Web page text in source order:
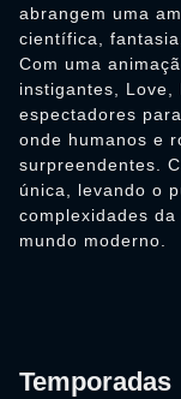
abrangem uma
científica,
Com uma
instigantes, Love,
espectadores
onde humanos e
surpreendentes.
única, levando o
complexidades
mundo moderno.
Temporadas